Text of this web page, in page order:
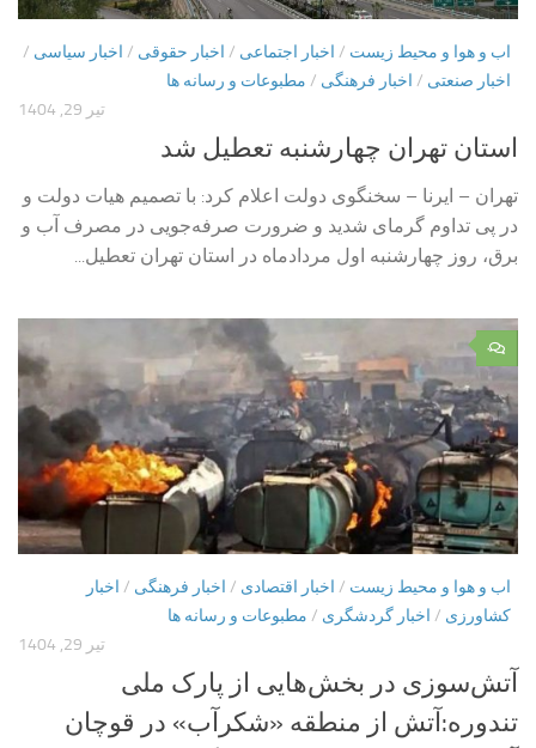
اب و هوا و محیط زیست / اخبار اجتماعی / اخبار حقوقی / اخبار سیاسی /
اخبار صنعتی / اخبار فرهنگی / مطبوعات و رسانه ها
تیر 29, 1404
استان تهران چهارشنبه تعطیل شد
تهران – ایرنا – سخنگوی دولت اعلام کرد: با تصمیم هیات دولت و
در پی تداوم گرمای شدید و ضرورت صرفه‌جویی در مصرف آب و
برق، روز چهارشنبه اول مردادماه در استان تهران تعطیل...
۰
اب و هوا و محیط زیست / اخبار اقتصادی / اخبار فرهنگی / اخبار
کشاورزی / اخبار گردشگری / مطبوعات و رسانه ها
تیر 29, 1404
آتش‌سوزی در بخش‌هایی از پارک ملی
تندوره:آتش از منطقه «شکرآب» در قوچان